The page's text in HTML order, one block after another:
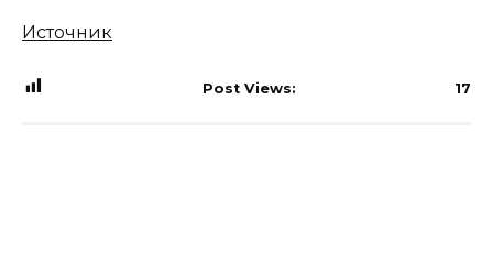
Источник
Post Views: 17